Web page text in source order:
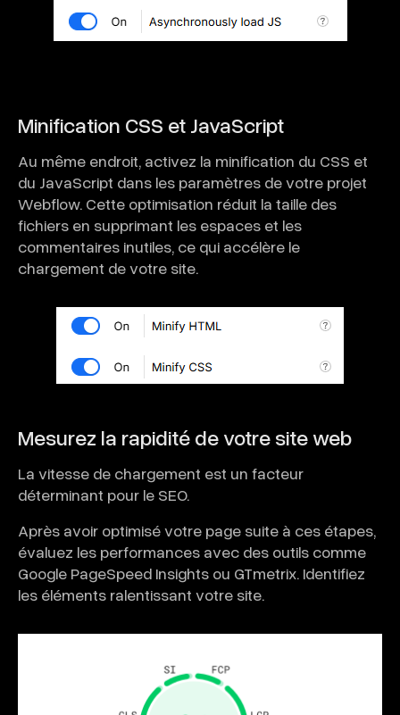
Minification CSS et JavaScript
Au même endroit, activez la minification du CSS et
du JavaScript dans les paramètres de votre projet
Webflow. Cette optimisation réduit la taille des
fichiers en supprimant les espaces et les
commentaires inutiles, ce qui accélère le
chargement de votre site.
Mesurez la rapidité de votre site web
La vitesse de chargement est un facteur
déterminant pour le SEO.
Après avoir optimisé votre page suite à ces étapes,
évaluez les performances avec des outils comme
Google PageSpeed Insights ou GTmetrix. Identifiez
les éléments ralentissant votre site.